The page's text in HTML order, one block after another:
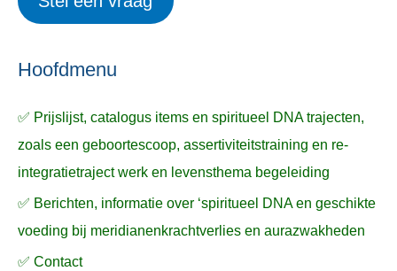
e
n
k
a
r
:
Hoofdmenu
✅ Prijslijst, catalogus items en spiritueel DNA trajecten,
zoals een geboortescoop, assertiviteitstraining en re-
integratietraject werk en levensthema begeleiding
✅ Berichten, informatie over ‘spiritueel DNA en geschikte
voeding bij meridianenkrachtverlies en aurazwakheden
✅ Contact
p
n